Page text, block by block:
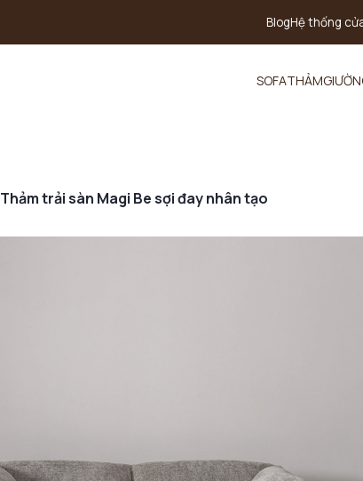
BlogHệ thống
SOFATHẢM
Thảm trải sàn Magi Be sợi đay nhân tạo